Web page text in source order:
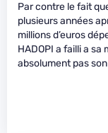
Par contre le fait
plusieurs années
millions d’euros
HADOPI a failli a
absolument pas